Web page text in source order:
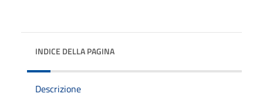
INDICE DELLA PAGINA
Descrizione